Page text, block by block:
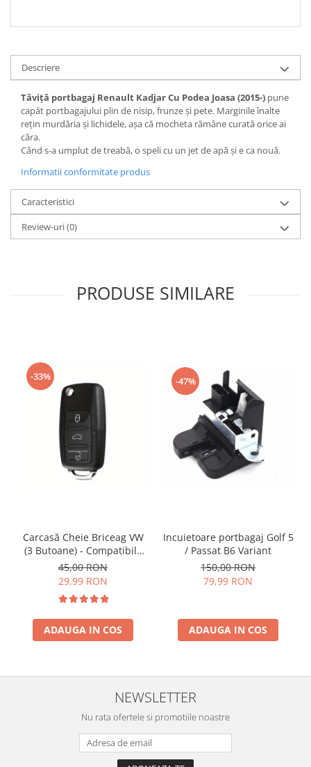
Lubrifianti si Spray-uri de Curatare
Curatare si Detailing Interior
Vopsitorie, Chituri si Adezivi
Curatare si Detailing Exterior
Articole Auto Sezoniere
Produse de Iarna
Cabluri Pornire
Produse de Vara
Blog
Descriere
Tăviță portbagaj Renault Kadjar Cu Podea Joasa (2015-) pune
capăt portbagajului plin de nisip, frunze și pete. Marginile înalte
rețin murdăria și lichidele, așa că mocheta rămâne curată orice ai
căra.
Când s-a umplut de treabă, o speli cu un jet de apă și e ca nouă.
Informatii conformitate produs
Caracteristici
Review-uri(0)
PRODUSE SIMILARE
-33%
Carcasă Cheie Briceag VW
(3 Butoane) - Compatibilă
Golf 5, Jetta, Touran etc
45,00 RON
29,99 RON
ADAUGA IN COS
-47%
Incuietoare portbagaj Golf 5
/ Passat B6 Variant
150,00 RON
79,99 RON
ADAUGA IN COS
NEWSLETTER
Nu rata ofertele si promotiile noastre